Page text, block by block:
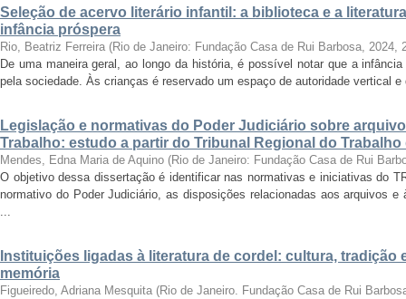
Seleção de acervo literário infantil: a biblioteca e a
infância próspera
Rio, Beatriz Ferreira (Rio de Janeiro: Fundação Casa de Rui Barbosa, 2024
De uma maneira geral, ao longo da história, é possível notar que a
pela sociedade. Às crianças é reservado um espaço de autoridade vertical
Legislação e normativas do Poder Judiciário sobre
Trabalho: estudo a partir do Tribunal Regional do Trabalho
Mendes, Edna Maria de Aquino (Rio de Janeiro: Fundação Casa de Rui
O objetivo dessa dissertação é identificar nas normativas e iniciativas do
normativo do Poder Judiciário, as disposições relacionadas aos arquivos e
Instituições ligadas à literatura de cordel: cultura, tradição
memória
Figueiredo, Adriana Mesquita (Rio de Janeiro. Fundação Casa de Rui